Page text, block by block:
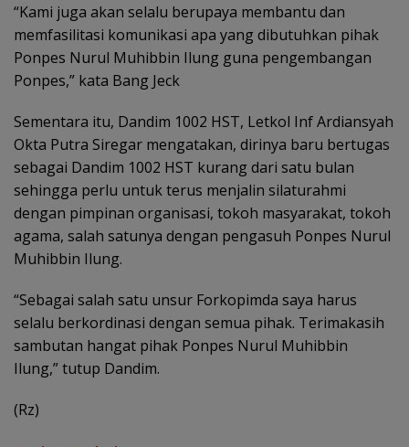
“Kami juga akan selalu berupaya membantu dan
memfasilitasi komunikasi apa yang dibutuhkan pihak
Ponpes Nurul Muhibbin Ilung guna pengembangan
Ponpes,” kata Bang Jeck
Sementara itu, Dandim 1002 HST, Letkol Inf Ardiansyah
Okta Putra Siregar mengatakan, dirinya baru bertugas
sebagai Dandim 1002 HST kurang dari satu bulan
sehingga perlu untuk terus menjalin silaturahmi
dengan pimpinan organisasi, tokoh masyarakat, tokoh
agama, salah satunya dengan pengasuh Ponpes Nurul
Muhibbin Ilung.
“Sebagai salah satu unsur Forkopimda saya harus
selalu berkordinasi dengan semua pihak. Terimakasih
sambutan hangat pihak Ponpes Nurul Muhibbin
Ilung,” tutup Dandim.
(Rz)